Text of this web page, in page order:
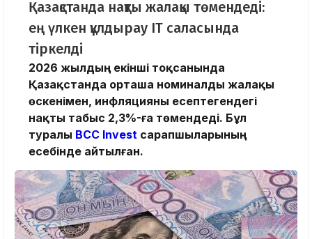
Қазақстанда нақты жалақы төмендеді:
ең үлкен құлдырау IT саласында
тіркелді
2026 жылдың екінші тоқсанында
Қазақстанда орташа номиналды жалақы
өскенімен, инфляцияны есептегендегі
нақты табыс 2,3%-ға төмендеді. Бұл
туралы BCC Invest сарапшыларының
есебінде айтылған.